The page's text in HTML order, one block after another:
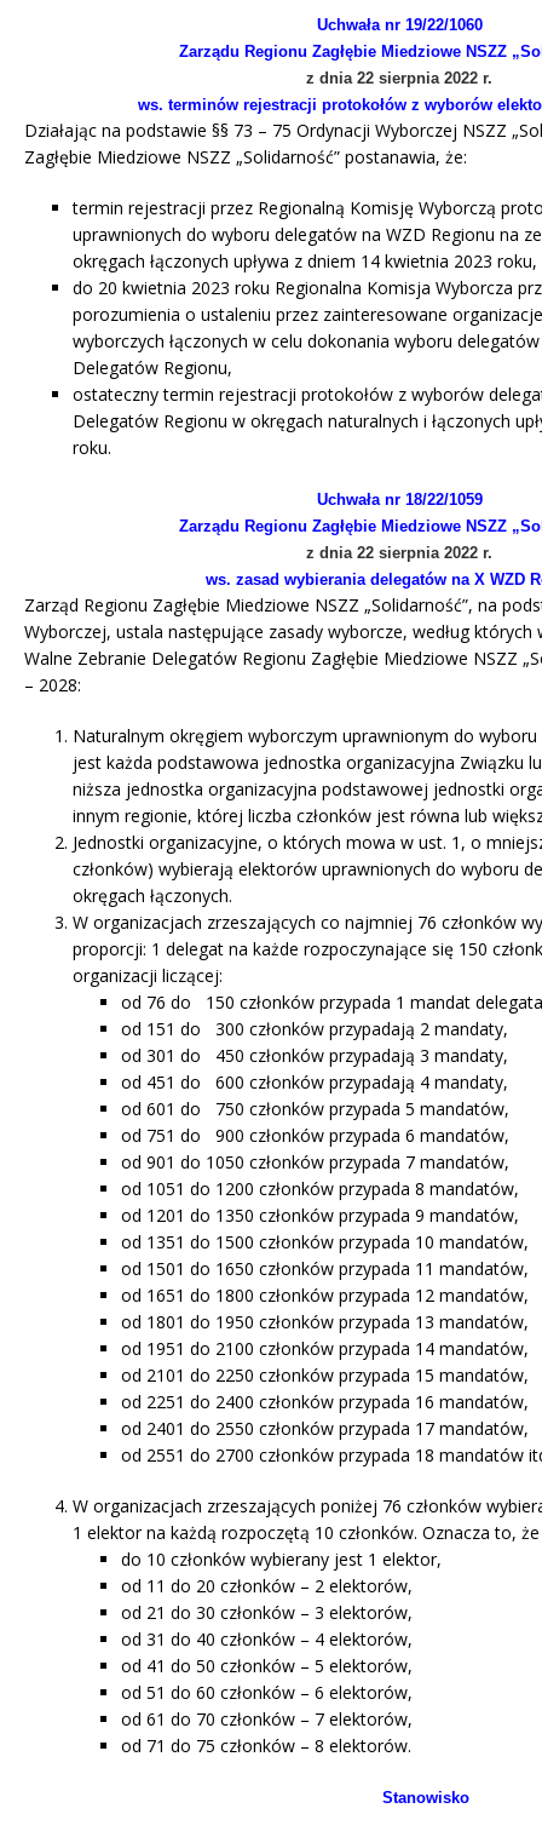
Uchwała nr 19/22/1060
Zarządu Regionu Zagłębie Miedziowe NSZZ
z dnia 22 sierpnia 2022 r.
ws. terminów rejestracji protokołów z wyborów
Działając na podstawie §§ 73 – 75 Ordynacji Wyborczej NSZZ
Zagłębie Miedziowe NSZZ „Solidarność” postanawia, że:
termin rejestracji przez Regionalną Komisję Wyborczą
uprawnionych do wyboru delegatów na WZD Regionu na
okręgach łączonych upływa z dniem 14 kwietnia 2023 roku,
do 20 kwietnia 2023 roku Regionalna Komisja Wyborcza
porozumienia o ustaleniu przez zainteresowane
wyborczych łączonych w celu dokonania wyboru
Delegatów Regionu,
ostateczny termin rejestracji protokołów z wyborów
Delegatów Regionu w okręgach naturalnych i łączonych
roku.
Uchwała nr 18/22/1059
Zarządu Regionu Zagłębie Miedziowe NSZZ
z dnia 22 sierpnia 2022 r.
ws. zasad wybierania delegatów na X WZD
Zarząd Regionu Zagłębie Miedziowe NSZZ „Solidarność”, na
Wyborczej, ustala następujące zasady wyborcze, według których
Walne Zebranie Delegatów Regionu Zagłębie Miedziowe NSZZ
– 2028:
Naturalnym okręgiem wyborczym uprawnionym do
jest każda podstawowa jed­nostka organizacyjna Związku
niższa jednostka organizacyjna podstawowej jednostki
innym regionie, której liczba członków jest równa lub
Jednostki organizacyjne, o których mowa w ust. 1, o
członków) wybierają elektorów uprawnionych do wyboru
okręgach łączonych.
W organizacjach zrzeszających co najmniej 76 członków
proporcji: 1 delegat na każde rozpoczynające się 150
organizacji liczącej:
od 76 do 150 członków przypada 1 mandat
od 151 do 300 członków przypadają 2 mandaty,
od 301 do 450 członków przypadają 3 mandaty,
od 451 do 600 członków przypadają 4 mandaty,
od 601 do 750 członków przypada 5 mandatów,
od 751 do 900 członków przypada 6 mandatów,
od 901 do 1050 członków przypada 7 mandatów,
od 1051 do 1200 członków przypada 8 mandatów,
od 1201 do 1350 członków przypada 9 mandatów,
od 1351 do 1500 członków przypada 10 mandatów,
od 1501 do 1650 członków przypada 11 mandatów,
od 1651 do 1800 członków przypada 12 mandatów,
od 1801 do 1950 członków przypada 13 mandatów,
od 1951 do 2100 członków przypada 14 mandatów,
od 2101 do 2250 członków przypada 15 mandatów,
od 2251 do 2400 członków przypada 16 mandatów,
od 2401 do 2550 członków przypada 17 mandatów,
od 2551 do 2700 członków przypada 18 mandatów
W organizacjach zrzeszających poniżej 76 członków
1 elektor na każdą rozpoczętą 10 członków. Oznacza to,
do 10 członków wybierany jest 1 elektor,
od 11 do 20 członków – 2 elektorów,
od 21 do 30 członków – 3 elektorów,
od 31 do 40 członków – 4 elektorów,
od 41 do 50 członków – 5 elektorów,
od 51 do 60 członków – 6 elektorów,
od 61 do 70 członków – 7 elektorów,
od 71 do 75 członków – 8 elektorów.
Stanowisko